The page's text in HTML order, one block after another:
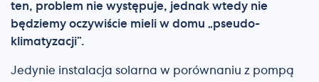
ten, problem nie występuje, jednak wtedy nie
będziemy oczywiście mieli w domu „pseudo-
klimatyzacji”.
Jedynie instalacja solarna w porównaniu z pompą